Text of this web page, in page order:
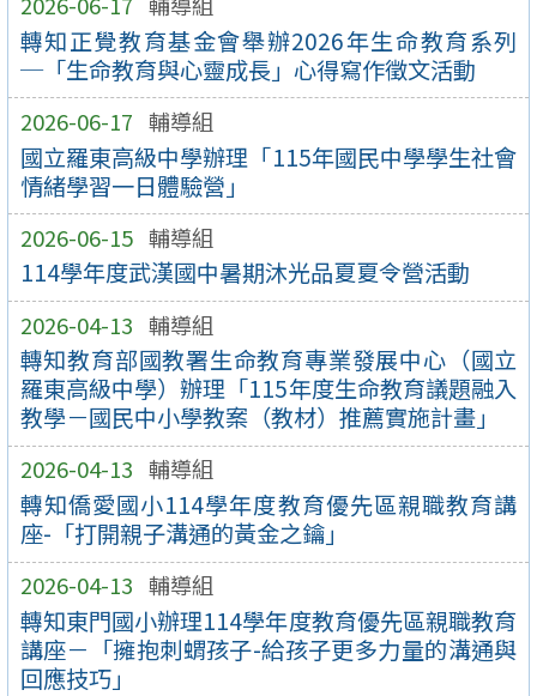
轉知正覺教育基金會舉辦2026年生命教育系列
─「生命教育與心靈成長」心得寫作徵文活動
2026-06-17 輔導組
國立羅東高級中學辦理「115年國民中學學生社會
情緒學習一日體驗營」
2026-06-15 輔導組
114學年度武漢國中暑期沐光品夏夏令營活動
2026-04-13 輔導組
轉知教育部國教署生命教育專業發展中心（國立
羅東高級中學）辦理「115年度生命教育議題融入
教學－國民中小學教案（教材）推薦實施計畫」
2026-04-13 輔導組
轉知僑愛國小114學年度教育優先區親職教育講
座-「打開親子溝通的黃金之鑰」
2026-04-13 輔導組
轉知東門國小辦理114學年度教育優先區親職教育
講座－「擁抱刺蝟孩子-給孩子更多力量的溝通與
回應技巧」